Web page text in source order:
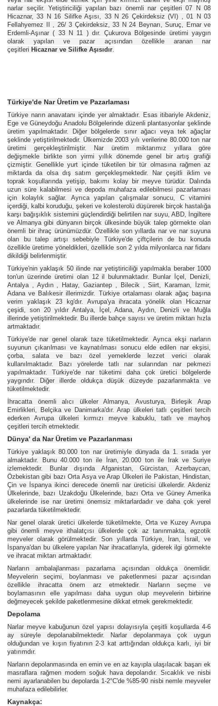
narlar seçilir. Yetiştiriciliği yapılan bazı önemli nar çeşitleri 07 N 08
Hicaznar, 33 N 16 Silifke Aşısı, 33 N 26 Çekirdeksiz (VI) , 01 N 03
Fellahyemez II , 26/ 3 Çekirdeksiz, 33 N 24 Beynarı, Suruç, Ernar ve
Erdemli-Aşınar ( 33 N 11 ) dır. Çukurova Bölgesinde üretimi yaygın
olarak yapılan ve pazar açısından özellikle aranan nar
çeşitleri Hicaznar ve Silifke Aşısıdır.
Türkiye'de Nar Üretim ve Pazarlaması
Türkiye narın anavatanı içinde yer almaktadır. Esas itibariyle Akdeniz,
Ege ve Güneydoğu Anadolu Bölgelerinde düzenli plantasyonlar şeklinde
üretim yapılmaktadır. Diğer bölgelerde sınır ağacı veya tek ağaçlar
şeklinde yetiştirilmektedir. Ülkemizde 2003 yılı verilerine 80.000 ton nar
üretimi gerçekleştirilmiştir. Nar üretim miktarımız yıllara göre
değişmekle birlikte son yirmi yıllık dönemde genel bir artış grafiği
çizmiştir. Genellikle yurt içinde tüketilen bir tür olmasına rağmen az
miktarda da olsa dış satım gerçekleşmektedir. Nar çeşitli iklim ve
toprak koşullarında yetişip, bakımı kolay bir meyve türüdür. Dalında
uzun süre kalabilmesi ve depoda muhafaza edilebilmesi pazarlaması
için kolaylık sağlar. Ayrıca yapılan çalışmalar sonucu, C vitamini
içerdiği, kalbi koruduğu, şekeri ve kolesterolü düşürerek birçok hastalığa
karşı bağışıklık sistemini güçlendirdiği belirtilen nar suyu, ABD, İngiltere
ve Almanya gibi dünyanın birçok ülkesinde büyük talep görmekte olan
önemli bir ihraç ürünümüzdür. Özellikle son yıllarda nar ve nar suyuna
olan bu talep artışı sebebiyle Türkiye'de çiftçilerin de bu konuda
özellikle üretime yöneldikleri, özellikle son 2 yılda milyonlarca nar fidanı
dikildiği belirlenmiştir.
Türkiye'nin yaklaşık 50 ilinde nar yetiştiriciliği yapılmakla beraber 1000
ton'un üzerinde üretimi olan 12 il bulunmaktadır. Bunlar İçel, Denizli,
Antalya , Aydın , Hatay, Gaziantep , Bilecik , Siirt, Karaman, İzmir,
Adana ve Balıkesir illerimizdir. Türkiye ortalaması olarak ağaç başına
verim yaklaşık 23 kg'dır. Avrupa'ya ihracata yönelik olan Hicaznar
çeşidi, son 20 yıldır Antalya, İçel, Adana, Aydın, Denizli ve Muğla
illerinde yetiştirilmektedir. Bu illerde bahçe sayısı ve üretim miktarı hızla
artmaktadır.
Türkiye'de nar genel olarak taze tüketilmektedir. Ayrıca ekşi narların
suyunun çıkarılması ve kaynatılması sonucu elde edilen nar ekşisi,
çorba, salata ve bazı özel yemeklerde lezzet verici olarak
kullanılmaktadır. Bazı yörelerde tatlı nar sularından nar pekmezi
yapılmaktadır. Türkiye'de nar tüketimi daha çok üretici bölgelerde
yaygındır. Diğer illerde oldukça düşük düzeyde pazarlanmakta ve
tüketilmektedir.
İhracatta önemli alıcı ülkeler Almanya, Avusturya, Birleşik Arap
Emirlikleri, Belçika ve Danimarka'dır. Arap ülkeleri tatlı çeşitleri tercih
ederken Avrupa ülkeleri kırmızı meyve kabuklu, tatlı ve mayhoş
çeşitleri tercih etmektedir.
Dünya' da Nar Üretim ve Pazarlanması
Türkiye yaklaşık 80.000 ton nar üretimiyle dünyada da 1. sırada yer
almaktadır. Bunu 40.000 ton ile İran, 20.000 ton ile Irak ve Suriye
izlemektedir. Bunlar dışında Afganistan, Gürcistan, Azerbaycan,
Özbekistan gibi bazı Orta Asya ve Arap Ülkeleri ile Pakistan, Hindistan,
Çin ve İspanya ikinci derecede önemli nar üreticisi ülkelerdir. Akdeniz
Ülkelerinde, bazı Uzakdoğu Ülkelerinde, bazı Orta ve Güney Amerika
ülkelerinde ise nar üretimi önemsiz miktarlardadır ve daha çok yerel
pazarlarda tüketilmektedir.
Nar genel olarak üretici ülkelerde tüketilmekte, Orta ve Kuzey Avrupa
gibi önemli meyve ithalatçısı ülkelerde çok az tanınmakta, egzotik
meyveler olarak görülmektedir. Son yıllarda Türkiye, İran, İsrail, ve
İspanya'dan bu ülkelere yapılan Nar ihracatlarıyla, giderek ilgi görmekte
ve ihracat miktarı artmaktadır.
Narların ambalajlanması pazarlama açısından oldukça önemlidir.
Meyvelerin seçimi, boylanması ve paketlenmesi pazar açısından
özellikle ihracatta önem arz etmektedir. Narların seçme ve
boylamasının elle yapılması daha uygun olup meyvelerin birbirine
değmeyecek şekilde paketlenmesine dikkat etmek gerekmektedir.
Depolama
Narlar meyve kabuğunun özel yapısı dolayısıyla çeşitli koşullarda 4-6
ay süreyle depolanabilmektedir. Narlar depolanmaya çok uygun
olduğundan ve kışın fiyatının 2-3 kat arttığından oldukça karlı, iyi bir
yatırımdır.
Narların depolanmasında en emin ve en az kayıpla ulaşılacak başarı ek
masraflara rağmen modern soğuk hava depolarıdır. Sıcaklık ve nisbi
nemi ayarlanabilen bu depolarda 1-2°C'de %85-90 nisbi nemle meyveler
muhafaza edilebilirler.
Kaynakça: